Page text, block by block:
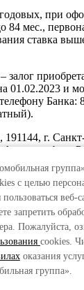
группа»
с целью
веб-
запретить
Пожалуйста,
cookies.
оказания
группа».
при
84 мес.,
ставка
залог
01.02.2023 и
Банка:
г. Санкт-
www.vtb.ru.